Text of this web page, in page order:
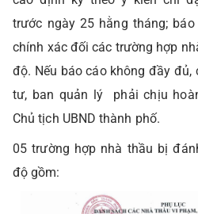
trước ngày 25 hằng tháng;
chính xác đối các trường hợp
độ. Nếu báo cáo không đầy
tư, ban quản lý phải chịu
Chủ tịch UBND thành phố.
05 trường hợp nhà thầu bị
độ gồm: